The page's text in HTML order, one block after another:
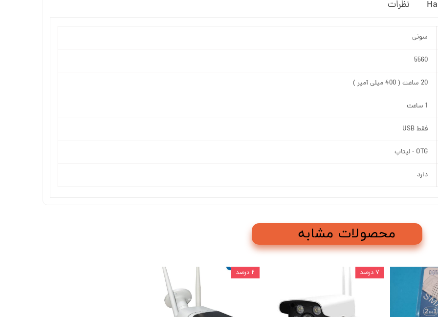
نظرات
سونی
5560
20 ساعت ( 400 میلی آمپر )
1 ساعت
فقط USB
OTG - لپتاپ
دارد
۲ درصد ۷ درصد
محصولات مشابه